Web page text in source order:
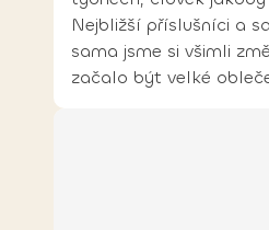
Nejbližší příslušníci a
sama jsme si všimli
začalo být velké